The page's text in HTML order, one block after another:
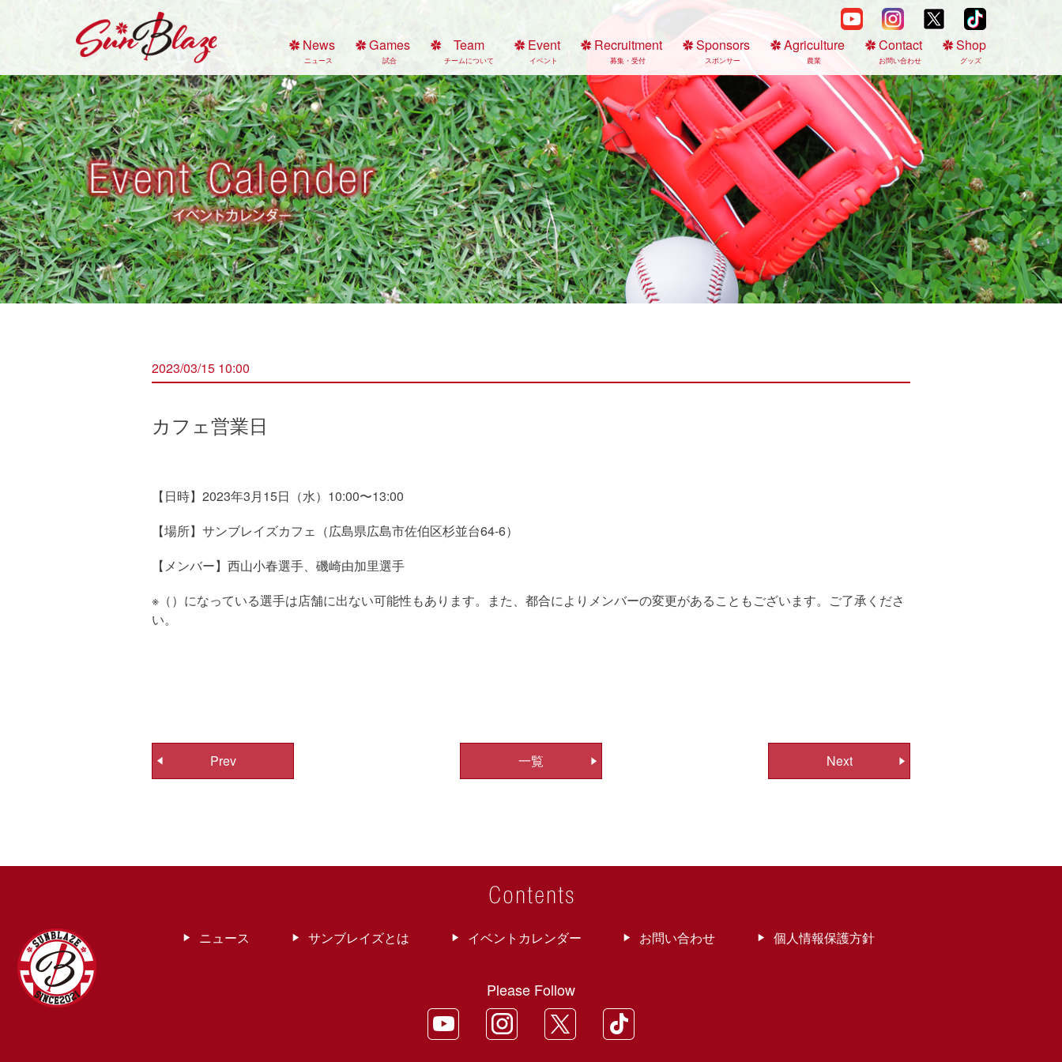
News
ニュース
Games
試合
Team
チームについて
Event
イベント
Recruitment
募集・受付
Sponsors
スポンサー
Agriculture
農業
Contact
お問い合わせ
Shop
グッズ
2023/03/15 10:00
カフェ営業日
【日時】2023年3月15日（水）10:00〜13:00
【場所】サンブレイズカフェ（広島県広島市佐伯区杉並台64-6）
【メンバー】西山小春選手、磯崎由加里選手
※（）になっている選手は店舗に出ない可能性もあります。また、都合によりメンバーの変更があることもございます。ご了承くださ
い。
投
稿
ー
Prev Next
一覧
ニュース サンブレイズとは イベントカレンダー お問い合わせ 個人情報保護方針
Please Follow